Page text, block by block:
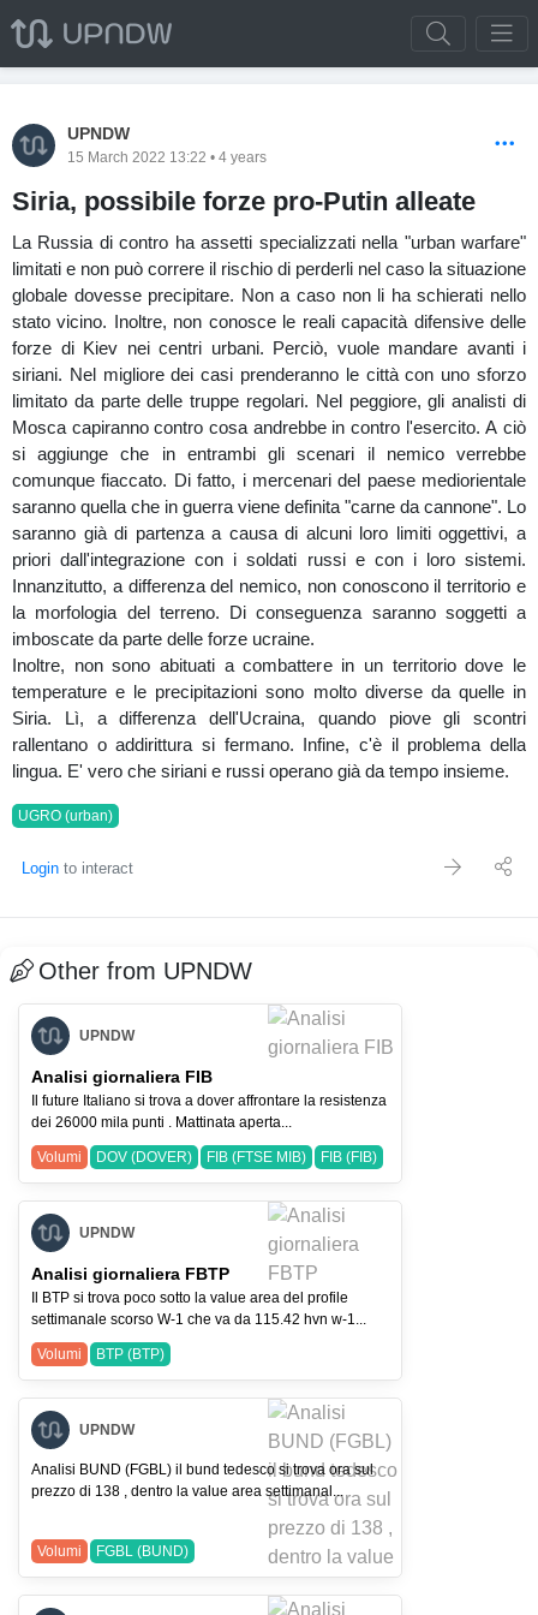
UPNDW
15 March 2022 13:22 • 4 years
Siria, possibile forze pro-Putin alleate
La Russia di contro ha assetti specializzati nella "urban warfare"
limitati e non può correre il rischio di perderli nel caso la situazione
globale dovesse precipitare. Non a caso non li ha schierati nello
stato vicino. Inoltre, non conosce le reali capacità difensive delle
forze di Kiev nei centri urbani. Perciò, vuole mandare avanti i
siriani. Nel migliore dei casi prenderanno le città con uno sforzo
limitato da parte delle truppe regolari. Nel peggiore, gli analisti di
Mosca capiranno contro cosa andrebbe in contro l'esercito. A ciò
si aggiunge che in entrambi gli scenari il nemico verrebbe
comunque fiaccato. Di fatto, i mercenari del paese mediorientale
saranno quella che in guerra viene definita "carne da cannone". Lo
saranno già di partenza a causa di alcuni loro limiti oggettivi, a
priori dall'integrazione con i soldati russi e con i loro sistemi.
Innanzitutto, a differenza del nemico, non conoscono il territorio e
la morfologia del terreno. Di conseguenza saranno soggetti a
imboscate da parte delle forze ucraine.
Inoltre, non sono abituati a combattere in un territorio dove le
temperature e le precipitazioni sono molto diverse da quelle in
Siria. Lì, a differenza dell'Ucraina, quando piove gli scontri
rallentano o addirittura si fermano. Infine, c'è il problema della
lingua. E' vero che siriani e russi operano già da tempo insieme.
UGRO (urban)
Login to interact
Other from UPNDW
UPNDW
Analisi giornaliera FIB
Il future Italiano si trova a dover affrontare la resistenza
dei 26000 mila punti . Mattinata aperta...
Volumi DOV (DOVER) FIB (FTSE MIB) FIB (FIB)
UPNDW
Analisi giornaliera FBTP
Il BTP si trova poco sotto la value area del profile
settimanale scorso W-1 che va da 115.42 hvn w-1...
Volumi BTP (BTP)
UPNDW
Analisi BUND (FGBL) il bund tedesco si trova ora sul
prezzo di 138 , dentro la value area settimanal...
Volumi FGBL (BUND)